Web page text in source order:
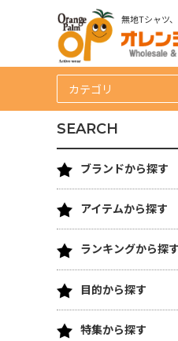
無地Tシャツ
SEARCH
ブランドから探す
アイテムから探す
ランキングから探す
目的から探す
特集から探す